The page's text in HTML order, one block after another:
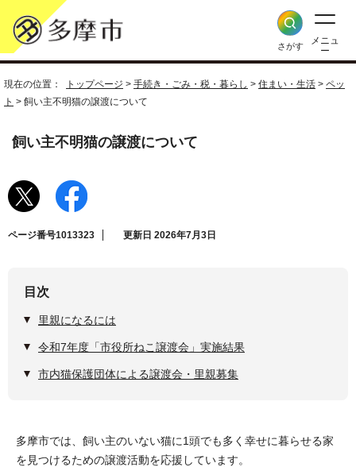
さがす
メニュ
ー
現在の位置： トップページ > 手続き・ごみ・税・暮らし > 住まい・生活 > ペッ
ト > 飼い主不明猫の譲渡について
飼い主不明猫の譲渡について
ページ番号1013323 更新日 2026年7月3日
目次
里親になるには
令和7年度「市役所ねこ譲渡会」実施結果
市内猫保護団体による譲渡会・里親募集
多摩市では、飼い主のいない猫に1頭でも多く幸せに暮らせる家
を見つけるための譲渡活動を応援しています。